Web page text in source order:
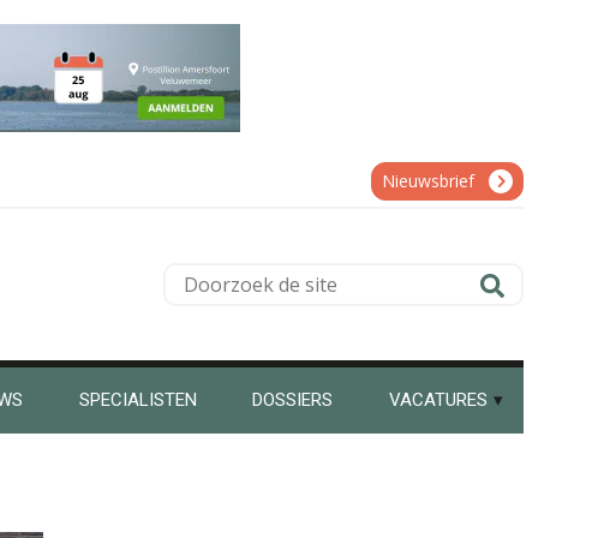
Nieuwsbrief
Doorzoek
SPECIALISTEN DOSSIERS VACATURES
Erik van Toledo